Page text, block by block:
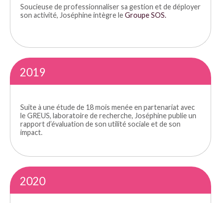
Soucieuse de professionnaliser sa gestion et de déployer
son activité, Joséphine intègre leGroupe SOS.
2019
Suite à une étude de 18 mois menée en partenariat avec
le GREUS, laboratoire de recherche, Joséphine publie un
rapport d’évaluation de son utilité sociale et de son
impact.
2020